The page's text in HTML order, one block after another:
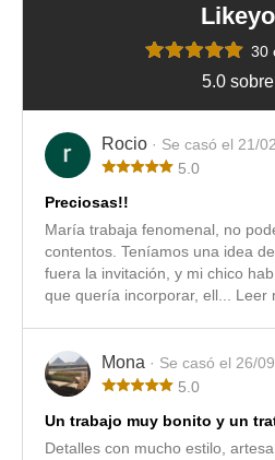
30
5.0
Rocio · Se casó el 21/
5.0
Preciosas!!
María trabaja fenomenal, no
contentos. Teníamos una idea
fuera la invitación, y mi chico
que quería incorporar, ell... Leer
Mona · Se casó el 26/
5.0
Un trabajo muy bonito y un
Detalles con mucho estilo,